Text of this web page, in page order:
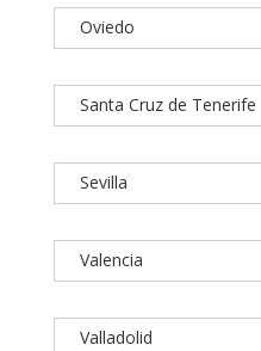
Oviedo
Santa Cruz de Tenerife
Sevilla
Valencia
Valladolid